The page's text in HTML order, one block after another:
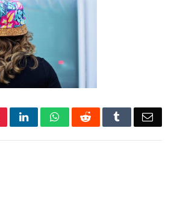
LinkedInWhatsAppReddit Tumblr